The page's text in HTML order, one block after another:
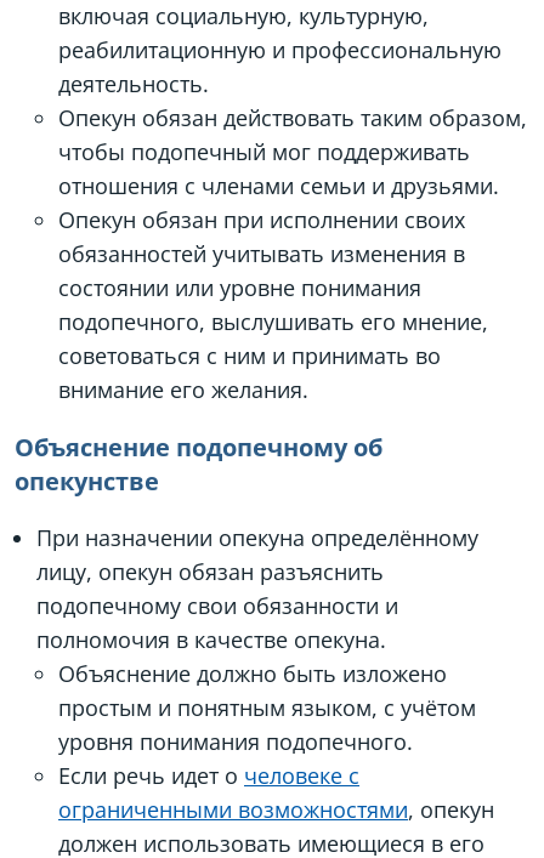
включая социальную, культурную,
реабилитационную и профессиональную
деятельность.
Опекун обязан действовать таким образом,
чтобы подопечный мог поддерживать
отношения с членами семьи и друзьями.
Опекун обязан при исполнении своих
обязанностей учитывать изменения в
состоянии или уровне понимания
подопечного, выслушивать его мнение,
советоваться с ним и принимать во
внимание его желания.
Объяснение подопечному об
опекунстве
При назначении опекуна определённому
лицу, опекун обязан разъяснить
подопечному свои обязанности и
полномочия в качестве опекуна.
Объяснение должно быть изложено
простым и понятным языком, с учётом
уровня понимания подопечного.
Если речь идет о человеке с
ограниченными возможностями, опекун
должен использовать имеющиеся в его